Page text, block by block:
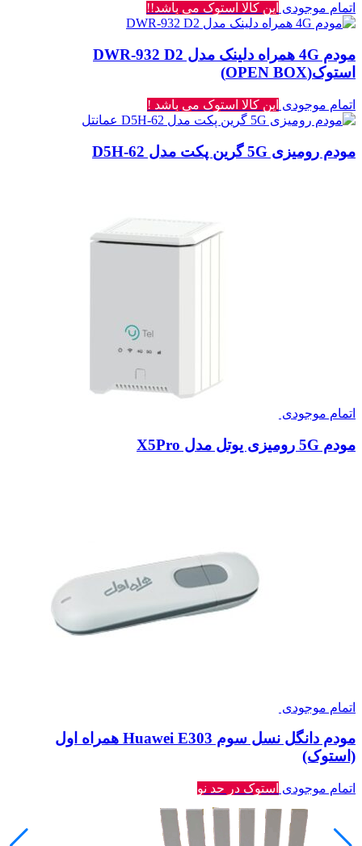
اتمام موجودی این کالا استوک می باشد!!
مودم 4G همراه دلینک مدل DWR-932 D2
استوک(OPEN BOX)
اتمام موجودی این کالا استوک می باشد !
مودم رومیزی 5G گرین پکت مدل D5H-62
اتمام موجودی
مودم 5G رومیزی یوتل مدل X5Pro
اتمام موجودی
مودم دانگل نسل سوم Huawei E303 همراه اول
(استوک)
اتمام موجودی استوک در حد نو